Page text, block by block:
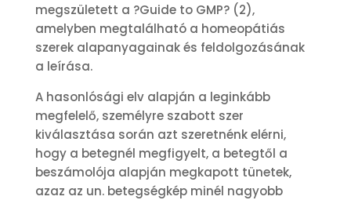
megszületett a ?Guide to GMP? (2),
amelyben megtalálható a homeopátiás
szerek alapanyagainak és feldolgozásának
a leírása.
A hasonlósági elv alapján a leginkább
megfelelő, személyre szabott szer
kiválasztása során azt szeretnénk elérni,
hogy a betegnél megfigyelt, a betegtől a
beszámolója alapján megkapott tünetek,
azaz az un. betegségkép minél nagyobb